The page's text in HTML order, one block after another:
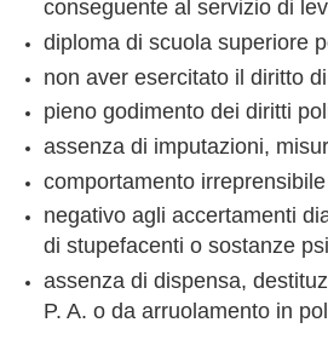
conseguente al servizio di
diploma di scuola superiore
non aver esercitato il diritto
pieno godimento dei diritti
assenza di imputazioni,
comportamento
negativo agli accertamenti
di stupefacenti o sostanze
assenza di dispensa,
P. A. o da arruolamento in